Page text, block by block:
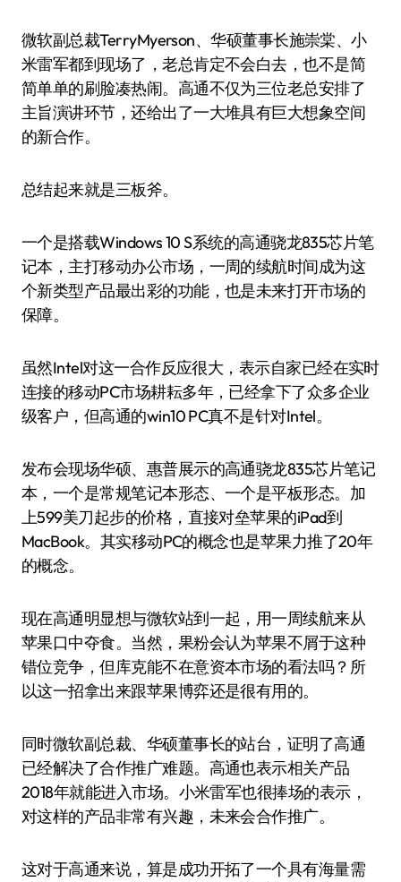
微软副总裁TerryMyerson、华硕董事长施崇棠、小
米雷军都到现场了，老总肯定不会白去，也不是简
简单单的刷脸凑热闹。高通不仅为三位老总安排了
主旨演讲环节，还给出了一大堆具有巨大想象空间
的新合作。
总结起来就是三板斧。
一个是搭载Windows 10 S系统的高通骁龙835芯片笔
记本，主打移动办公市场，一周的续航时间成为这
个新类型产品最出彩的功能，也是未来打开市场的
保障。
虽然Intel对这一合作反应很大，表示自家已经在实时
连接的移动PC市场耕耘多年，已经拿下了众多企业
级客户，但高通的win10 PC真不是针对Intel。
发布会现场华硕、惠普展示的高通骁龙835芯片笔记
本，一个是常规笔记本形态、一个是平板形态。加
上599美刀起步的价格，直接对垒苹果的iPad到
MacBook。其实移动PC的概念也是苹果力推了20年
的概念。
现在高通明显想与微软站到一起，用一周续航来从
苹果口中夺食。当然，果粉会认为苹果不屑于这种
错位竞争，但库克能不在意资本市场的看法吗？所
以这一招拿出来跟苹果博弈还是很有用的。
同时微软副总裁、华硕董事长的站台，证明了高通
已经解决了合作推广难题。高通也表示相关产品
2018年就能进入市场。小米雷军也很捧场的表示，
对这样的产品非常有兴趣，未来会合作推广。
这对于高通来说，算是成功开拓了一个具有海量需